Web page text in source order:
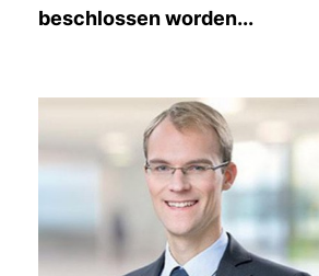
beschlossen worden...